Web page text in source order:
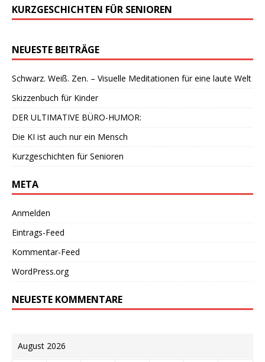
KURZGESCHICHTEN FÜR SENIOREN
NEUESTE BEITRÄGE
Schwarz. Weiß. Zen. – Visuelle Meditationen für eine laute Welt
Skizzenbuch für Kinder
DER ULTIMATIVE BÜRO-HUMOR:
Die KI ist auch nur ein Mensch
Kurzgeschichten für Senioren
META
Anmelden
Eintrags-Feed
Kommentar-Feed
WordPress.org
NEUESTE KOMMENTARE
August 2026